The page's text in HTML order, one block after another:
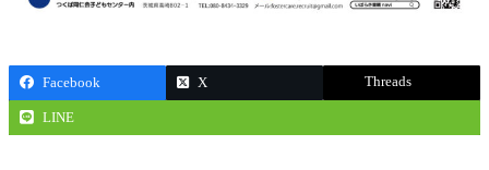
Facebook X Threads
LINE